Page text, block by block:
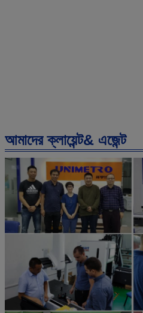
আমাদের ক্লায়েন্ট& এজেন্ট